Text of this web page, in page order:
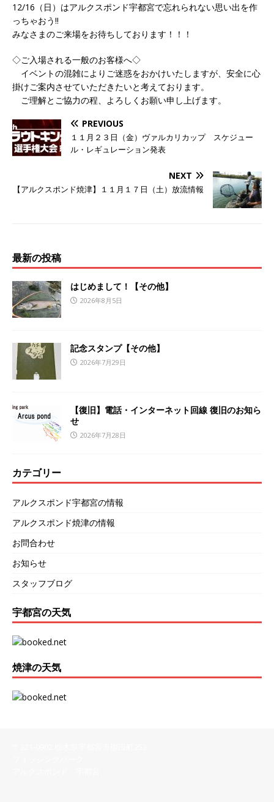
12/16（日）はアルクスポンド宇都宮で忘れられない思い出を作
っちゃおう!!
みなさまのご来場をお待ちしております！！！
◇ご入場される一般のお客様へ◇
イベントの混雑によりご迷惑をおかけいたしますが、安全に心
掛けご案内させていただきたいと考えております。
ご理解とご協力の程、よろしくお願い申し上げます。
PREVIOUS
１１月２３日（金）ヴァルカリカップ スケジュー
ル・レギュレーション発表
NEXT
【アルクスポンド焼津】１１月１７日（土）放流情報
最新の投稿
はじめまして！【その他】
2026年8月5日
記念スタンプ【その他】
2026年7月29日
【復旧】電話・インターネット回線 復旧のお知ら
せ
2026年7月28日
カテゴリー
アルクスポンド宇都宮の情報
アルクスポンド焼津の情報
お問合わせ
お知らせ
スタッフブログ
宇都宮の天気
焼津の天気